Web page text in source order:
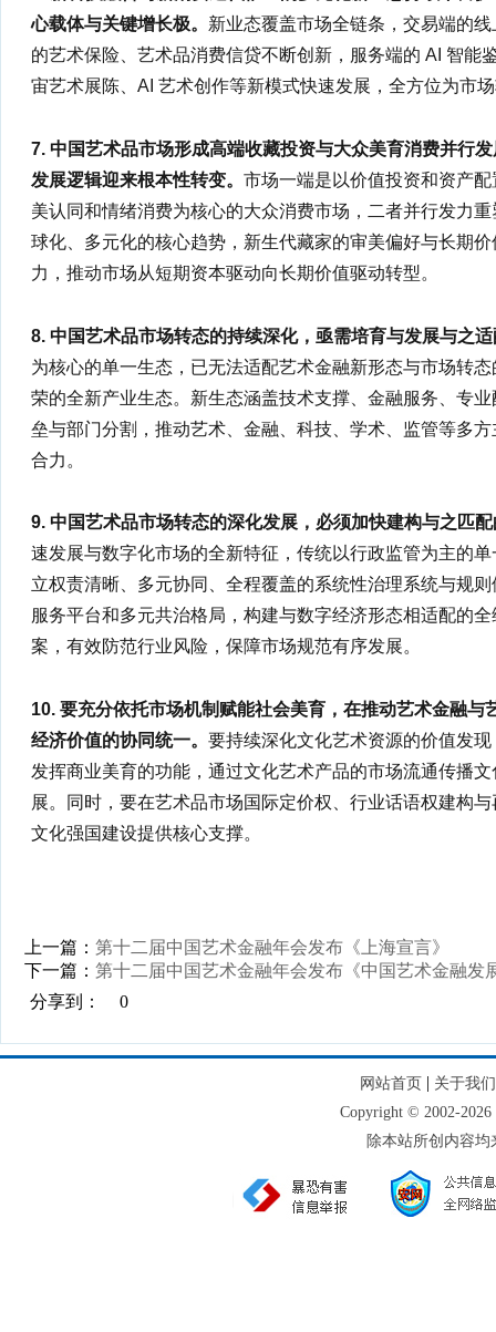
心载体与关键增长极。 新业态覆盖市场全链条，交易端的
的艺术保险、艺术品消费信贷不断创新，服务端的 AI 智能
宙艺术展陈、AI 艺术创作等新模式快速发展，全方位为市
7. 中国艺术品市场形成高端收藏投资与大众美育消费并行
发展逻辑迎来根本性转变。 市场一端是以价值投资和资产
美认同和情绪消费为核心的大众消费市场，二者并行发力
球化、多元化的核心趋势，新生代藏家的审美偏好与长期
力，推动市场从短期资本驱动向长期价值驱动转型。
8. 中国艺术品市场转态的持续深化，亟需培育与发展与之
为核心的单一生态，已无法适配艺术金融新形态与市场转
荣的全新产业生态。新生态涵盖技术支撑、金融服务、专
垒与部门分割，推动艺术、金融、科技、学术、监管等多
合力。
9. 中国艺术品市场转态的深化发展，必须加快建构与之匹
速发展与数字化市场的全新特征，传统以行政监管为主的
立权责清晰、多元协同、全程覆盖的系统性治理系统与规
服务平台和多元共治格局，构建与数字经济形态相适配的
案，有效防范行业风险，保障市场规范有序发展。
10. 要充分依托市场机制赋能社会美育，在推动艺术金融
经济价值的协同统一。 要持续深化文化艺术资源的价值发
发挥商业美育的功能，通过文化艺术产品的市场流通传播
展。同时，要在艺术品市场国际定价权、行业话语权建构
文化强国建设提供核心支撑。
上一篇： 第十二届中国艺术金融年会发布《上海宣言》
下一篇： 第十二届中国艺术金融年会发布《中国艺术金融发
分享到：
0
网站首页| 关于我们
Copyright © 2002-
除本站所创内容